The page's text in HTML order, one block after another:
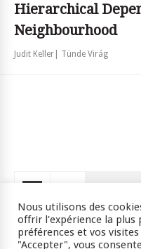
Hierarchical
Neighbourhood
Judit Keller| Tünde Virág
Crédits
Nous utilisons des
offrir l'expérience la
préférences et vos
"Accepter", vous